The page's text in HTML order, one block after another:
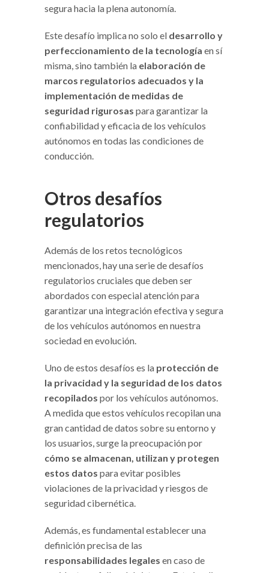
segura hacia la plena autonomía.
Este desafío implica no solo el desarrollo y
perfeccionamiento de la tecnología en sí
misma, sino también la elaboración de
marcos regulatorios adecuados y la
implementación de medidas de
seguridad rigurosas para garantizar la
confiabilidad y eficacia de los vehículos
autónomos en todas las condiciones de
conducción.
Otros desafíos
regulatorios
Además de los retos tecnológicos
mencionados, hay una serie de desafíos
regulatorios cruciales que deben ser
abordados con especial atención para
garantizar una integración efectiva y segura
de los vehículos autónomos en nuestra
sociedad en evolución.
Uno de estos desafíos es la protección de
la privacidad y la seguridad de los datos
recopilados por los vehículos autónomos.
A medida que estos vehículos recopilan una
gran cantidad de datos sobre su entorno y
los usuarios, surge la preocupación por
cómo se almacenan, utilizan y protegen
estos datos para evitar posibles
violaciones de la privacidad y riesgos de
seguridad cibernética.
Además, es fundamental establecer una
definición precisa de las
responsabilidades legales en caso de